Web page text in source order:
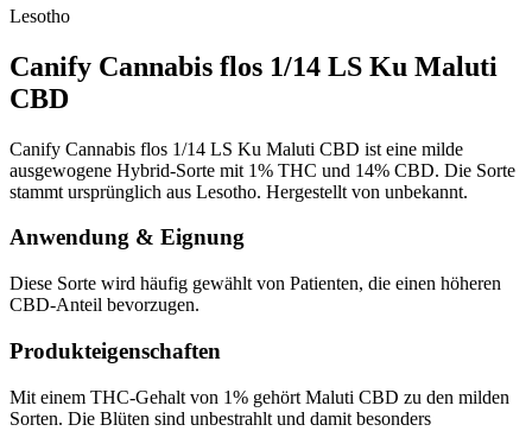
Lesotho
Canify Cannabis flos 1/14 LS Ku Maluti
CBD
Canify Cannabis flos 1/14 LS Ku Maluti CBD ist eine milde
ausgewogene Hybrid-Sorte mit 1% THC und 14% CBD. Die Sorte
stammt ursprünglich aus Lesotho. Hergestellt von unbekannt.
Anwendung & Eignung
Diese Sorte wird häufig gewählt von Patienten, die einen höheren
CBD-Anteil bevorzugen.
Produkteigenschaften
Mit einem THC-Gehalt von 1% gehört Maluti CBD zu den milden
Sorten. Die Blüten sind unbestrahlt und damit besonders